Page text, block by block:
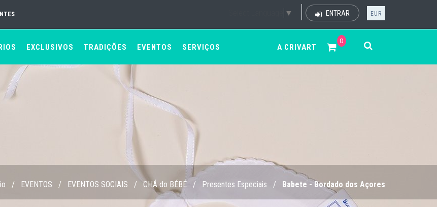
▼ ENTRAR EUR
EXCLUSIVOS TRADIÇÕES EVENTOS SERVIÇOS
0
A CRIVART
/ EVENTOS / EVENTOS SOCIAIS / CHÁ do BÉBÉ / Presentes Especiais / Babete - Bordado dos Açores